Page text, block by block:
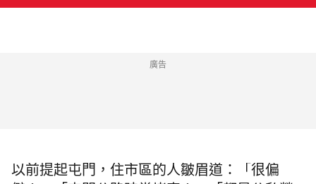
廣告
以前提起屯門，住市區的人皺眉道：「很偏